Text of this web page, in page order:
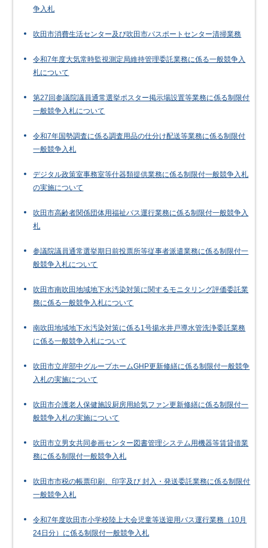
争入札
吹田市消費生活センター及び吹田市パスポートセンター清掃業務
令和7年度大気常時監視測定局維持管理委託業務に係る一般競争入
札について
第27回参議院議員通常選挙ポスター掲示場設置等業務に係る制限付
一般競争入札について
令和7年国勢調査に係る調査用品の仕分け配送等業務に係る制限付
一般競争入札
デジタル政策室事務室等什器類提供業務に係る制限付一般競争入札
の実施について
吹田市高齢者関係団体用福祉バス運行業務に係る制限付一般競争入
札
参議院議員通常選挙期日前投票所等従事者派遣業務に係る制限付一
般競争入札について
吹田市南吹田地域地下水汚染対策に関するモニタリング評価委託業
務に係る一般競争入札について
南吹田地域地下水汚染対策に係る1号揚水井戸導水管洗浄委託業務
に係る一般競争入札について
吹田市立岸部中グループホームGHP更新修繕に係る制限付一般競争
入札の実施について
吹田市介護老人保健施設厨房用給気ファン更新修繕に係る制限付一
般競争入札の実施について
吹田市立男女共同参画センター図書管理システム用機器等賃貸借業
務に係る制限付一般競争入札
吹田市市税の帳票印刷、印字及び 封入・発送委託業務に係る制限付
一般競争入札
令和7年度吹田市小学校陸上大会児童等送迎用バス運行業務（10月
24日分）に係る制限付一般競争入札